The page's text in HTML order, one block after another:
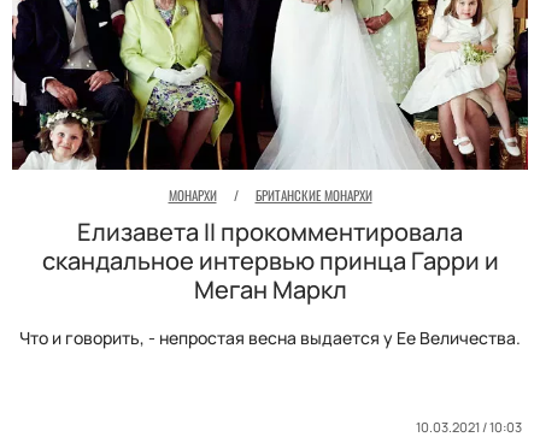
МОНАРХИ / БРИТАНСКИЕ МОНАРХИ
Елизавета II прокомментировала
скандальное интервью принца Гарри и
Меган Маркл
Что и говорить, - непростая весна выдается у Ее Величества.
10.03.2021 / 10:03